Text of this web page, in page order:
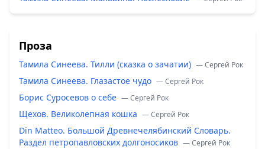
Проза
Тамила Синеева. Тилли (сказка о зачатии) — Сергей Рок
Тамила Синеева. Глазастое чудо — Сергей Рок
Борис Суросевов о себе — Сергей Рок
Щехов. Великолепная кошка — Сергей Рок
Din Matteo. Большой Древнечелябинский Словарь.
Раздел петропавловских долгоносиков — Сергей Рок